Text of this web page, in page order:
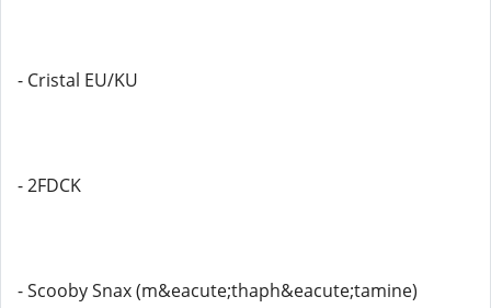
- Cristal EU/KU
- 2FDCK
- Scooby Snax (m&eacute;thaph&eacute;tamine)